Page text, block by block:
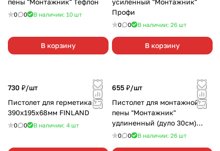
0 0 В наличии: 10 шт
В корзину
Профи
0 0 В наличии: 26 шт
В корзину
730 ₽/шт
Пистолет для герметика
390х195х68мм FINLAND
0 0 В наличии: 4 шт
655 ₽/шт
Пистолет для монтажной
пены "Монтажник"
удлиненный (дуло 30см)
600011
0 0 В наличии: 26 шт